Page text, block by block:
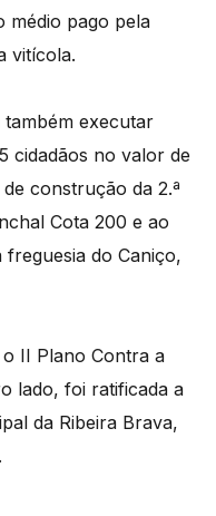
médio pago pela
vitícola.
também executar
cidadãos no valor de
construção da 2.ª
Cota 200 e ao
do Caniço,
II Plano Contra a
lado, foi ratificada a
da Ribeira Brava,